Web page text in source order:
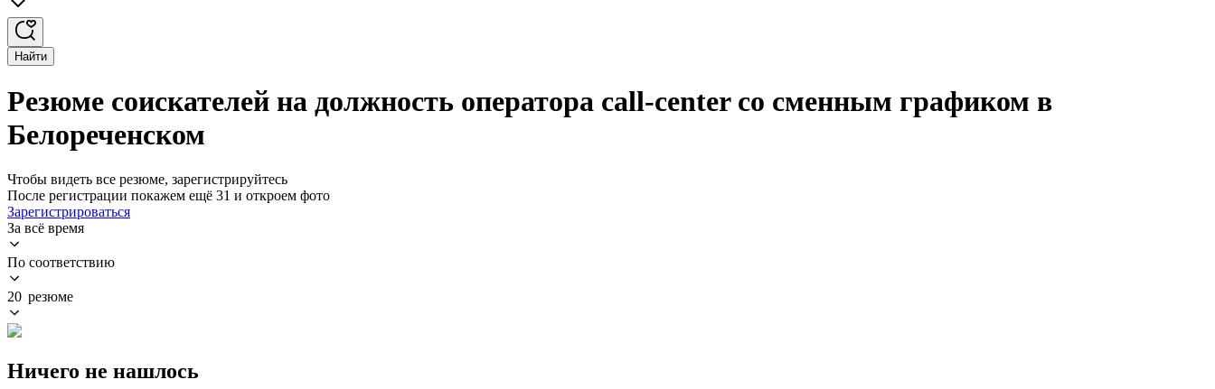
Найти
Резюме соискателей на должность оператора call-center со сменным графиком в
Белореченском
Чтобы видеть все резюме, зарегистрируйтесь
После регистрации покажем ещё 31 и откроем фото
Зарегистрироваться
За всё время
По соответствию
20 резюме
Ничего не нашлось